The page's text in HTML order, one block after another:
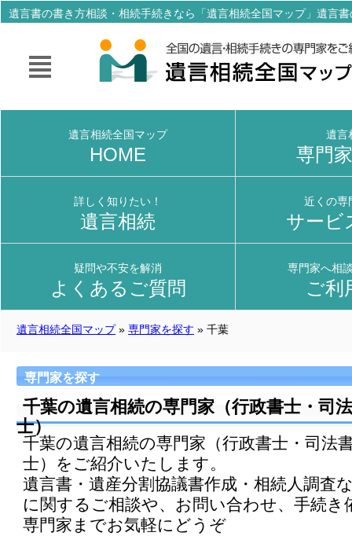
遺言書の書き方相談・相続手続きなら「遺言相続全国マップ」遺言
遺言相続全国マップ» 専門家を探す » 千葉
専門家を探す
千葉の遺言相続の専門家（行政書士・司
士）
千葉の遺言相続の専門家（行政書士・司法
士）をご紹介いたします。
遺言書・遺産分割協議書作成・相続人調査
に関するご相談や、お問い合わせ、手続き
専門家までお気軽にどうぞ
遺言相続全国マップ
HOME
遺言
専門
詳しく知りたい！
遺言相続
近くの専
サービ
疑問や不安を解消
よくあるご質問
専門家へ相
ご利